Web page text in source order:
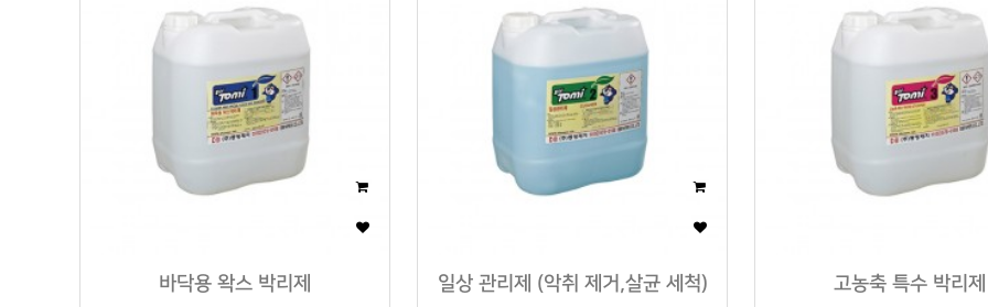
바닥용 왁스 박리제 일상 관리제 (악취 제거,살균 세척) 고농축 특수 박리제